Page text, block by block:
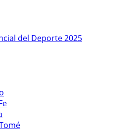
del Deporte 2025